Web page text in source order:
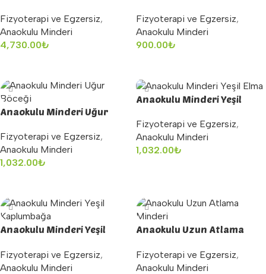
Fizyoterapi ve Egzersiz,
Anaokulu Minderi
4,730.00₺
Fizyoterapi ve Egzersiz,
Anaokulu Minderi
900.00₺
Anaokulu Minderi Uğur
Fizyoterapi ve Egzersiz,
Anaokulu Minderi
1,032.00₺
Anaokulu Minderi Yeşil
Fizyoterapi ve Egzersiz,
Anaokulu Minderi
1,032.00₺
Anaokulu Minderi Yeşil
Fizyoterapi ve Egzersiz,
Anaokulu Minderi
Anaokulu Uzun Atlama
Fizyoterapi ve Egzersiz,
Anaokulu Minderi